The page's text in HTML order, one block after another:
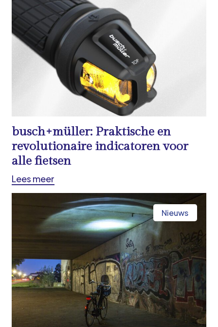
busch+müller: Praktische en
revolutionaire indicatoren voor
alle fietsen
Lees meer
Nieuws